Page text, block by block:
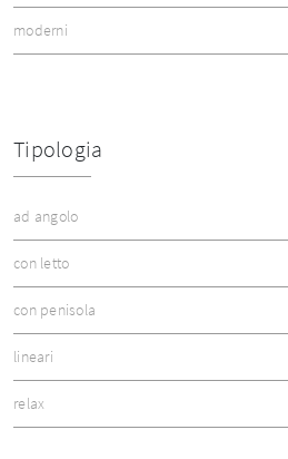
moderni
Tipologia
ad angolo
con letto
con penisola
lineari
relax